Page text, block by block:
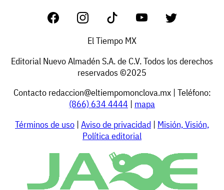
El Tiempo MX
Editorial Nuevo Almadén S.A. de C.V. Todos los derechos
reservados ©2025
Contacto redaccion@eltiempomonclova.mx| Teléfono:
(866) 634 4444 | mapa
Términos de uso | Aviso de privacidad | Misión, Visión,
Política editorial